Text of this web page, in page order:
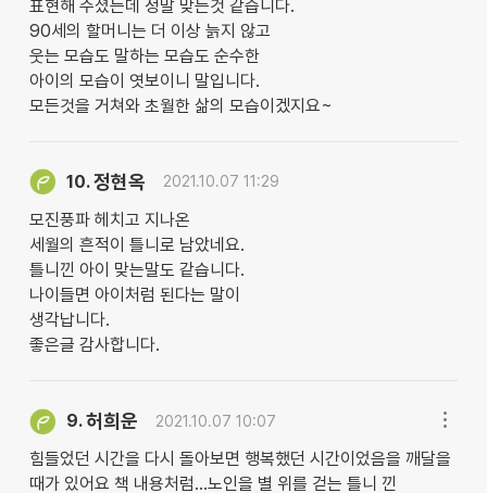
표현해 주셨는데 정말 맞는것 같습니다.
90세의 할머니는 더 이상 늙지 않고
웃는 모습도 말하는 모습도 순수한
아이의 모습이 엿보이니 말입니다.
모든것을 거쳐와 초월한 삶의 모습이겠지요~
10.정현옥 2021.10.07 11:29
모진풍파 헤치고 지나온
세월의 흔적이 틀니로 남았네요.
틀니낀 아이 맞는말도 같습니다.
나이들면 아이처럼 된다는 말이
생각납니다.
좋은글 감사합니다.
9.허희운 2021.10.07 10:07
힘들었던 시간을 다시 돌아보면 행복했던 시간이었음을 깨달을
때가 있어요 책 내용처럼...노인을 별 위를 걷는 틀니 낀